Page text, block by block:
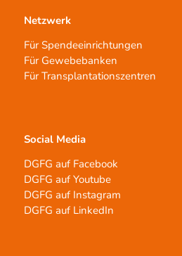
Netzwerk
Für Spendeeinrichtungen
Für Gewebebanken
Für Transplantationszentren
Social Media
DGFG auf Facebook
DGFG auf Youtube
DGFG auf Instagram
DGFG auf LinkedIn